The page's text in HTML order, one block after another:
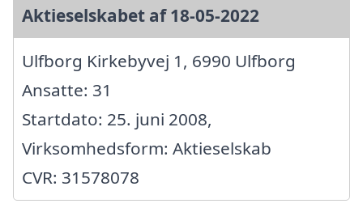
Aktieselskabet af 18-05-2022
Ulfborg Kirkebyvej 1, 6990 Ulfborg
Ansatte: 31
Startdato: 25. juni 2008,
Virksomhedsform: Aktieselskab
CVR: 31578078